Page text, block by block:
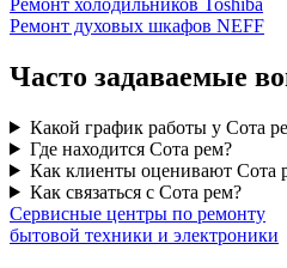
Ремонт холодильников Toshiba
Ремонт духовых шкафов NEFF
Часто задаваемые
Какой график работы у Сота
Где находится Сота рем?
Как клиенты оценивают Сота
Как связаться с Сота рем?
Сервисные центры по ремонту
бытовой техники и электроники